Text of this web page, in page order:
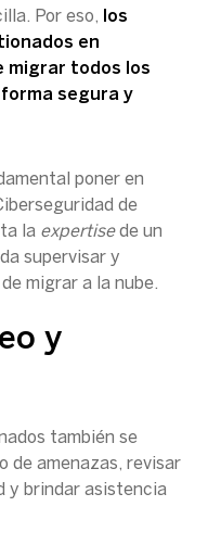
Por eso,
los
en
migrar todos los
forma segura y
poner en
de
la expertisede un
supervisar y
migrar a la nube.
y
también se
de amenazas, revisar
y brindar asistencia